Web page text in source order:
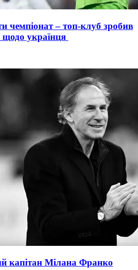
чемпіонат – топ-клуб зробив
українця
капітан Мілана Франко